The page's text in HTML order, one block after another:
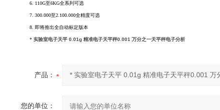
6. 110G至6KG全系列可选
7. 300.000至2.100.000全精度可选
8. 即将推出全自动标定版本
* 实验室电子天平 0.01g 精准电子天平秤0.001 万分之一天平秤电子分析
产品：
您的单位：